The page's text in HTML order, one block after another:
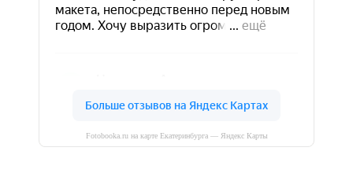
Fotobooka.ru на карте Екатеринбурга — Яндекс Карты